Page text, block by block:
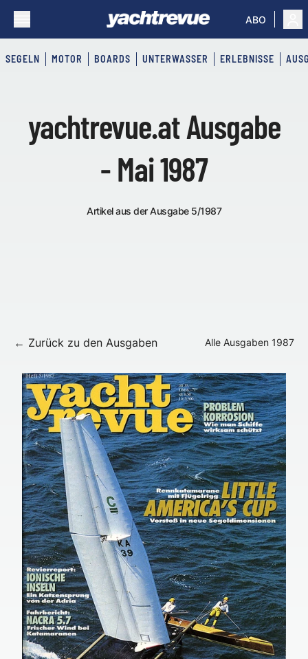
ABO
SEGELN MOTOR BOARDS UNTERWASSER ERLEBNISSE
yachtrevue.at Ausgabe
- Mai 1987
Artikel aus der Ausgabe 5/1987
← Zurück zu den Ausgaben Alle Ausgaben 1987